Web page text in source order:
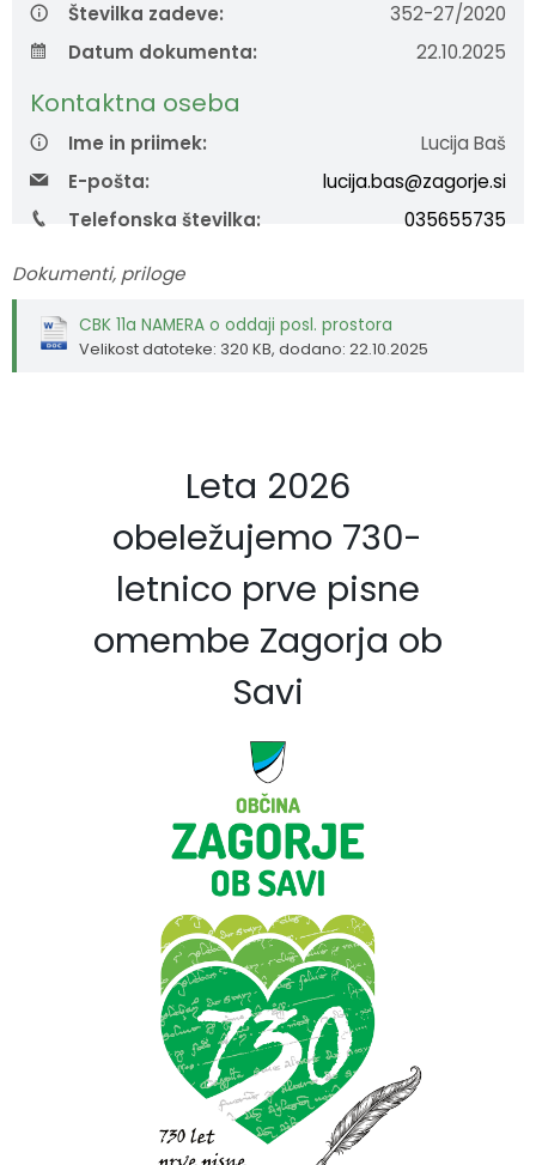
Številka zadeve:
352-27/2020
Datum dokumenta:
22.10.2025
Kontaktna oseba
Ime in priimek:
Lucija Baš
E-pošta:
lucija.bas@zagorje.si
Telefonska številka:
035655735
Dokumenti, priloge
CBK 11a NAMERA o oddaji posl. prostora
Velikost datoteke: 320 KB, dodano: 22.10.2025
Leta 2026
obeležujemo 730-
letnico prve pisne
omembe Zagorja ob
Savi
Medobčinski inšpektorat in redarstvo
Zapore cest
Okoljski podatki
Lokalne volitve
Strateški dokumenti
Katalog informacij javnega značaja